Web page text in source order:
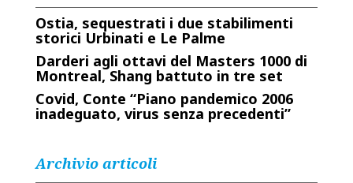
Ostia, sequestrati i due stabilimenti
storici Urbinati e Le Palme
Darderi agli ottavi del Masters 1000 di
Montreal, Shang battuto in tre set
Covid, Conte “Piano pandemico 2006
inadeguato, virus senza precedenti”
Archivio articoli